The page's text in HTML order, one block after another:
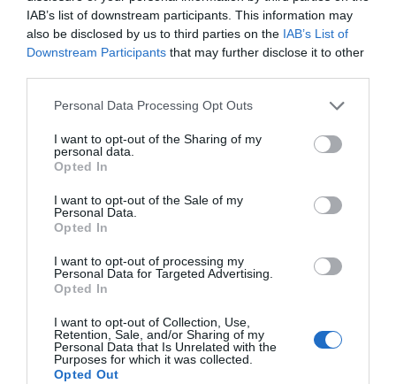
IAB’s list of downstream participants. This information may
also be disclosed by us to third parties on the IAB’s List of
Downstream Participants that may further disclose it to other
Personal Data Processing Opt Outs
I want to opt-out of the Sharing of my
personal data.
Opted In
I want to opt-out of the Sale of my
Personal Data.
Opted In
I want to opt-out of processing my
Personal Data for Targeted Advertising.
Opted In
I want to opt-out of Collection, Use,
Retention, Sale, and/or Sharing of my
Personal Data that Is Unrelated with the
Purposes for which it was collected.
Opted Out
La nova proposta guardonada pren el relleu al projecte
Tram final de la Guerra Civil a Castell d’Aro, Platja
d’Aro i S’Agaró (1938-1939)
d’Alexandre Weltz (2024)
“L’Indépendant Costa Brava” i Platja d’Aro,
Gay i Puigbert (2023), que s’editaran properament. La
resta d’obres publicades són:
Fanalenc i Pere Barreda (2021);La fauna de la Vall del
Ridaura (Costa Brava)
del Grup de Natura Sterna
destacats de Castell i Platja d’Aro(2019);
El comerç...
de la sorra(2018 ex aequo),El Carnaval de Platja
d’Aro: origen, història i evolució